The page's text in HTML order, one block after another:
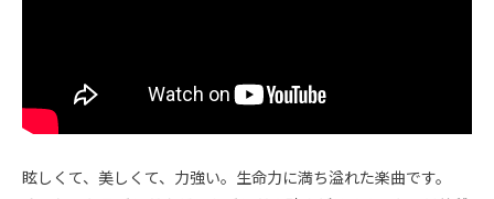
眩しくて、美しくて、力強い。生命力に満ち溢れた楽曲です。